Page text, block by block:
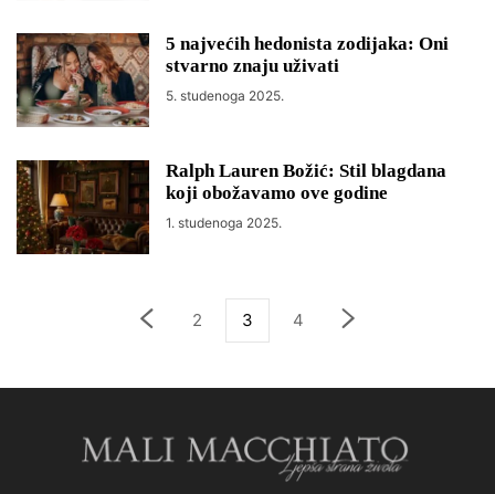
5 najvećih hedonista zodijaka: Oni
stvarno znaju uživati
5. studenoga 2025.
Ralph Lauren Božić: Stil blagdana
koji obožavamo ove godine
1. studenoga 2025.
2 3 4